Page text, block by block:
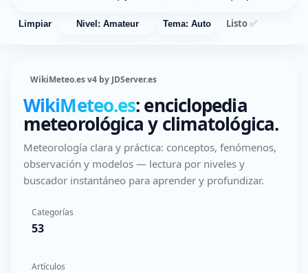
Limpiar Nivel: Amateur Tema: Auto Listo ✅
WikiMeteo.es v4 by JDServer.es
WikiMeteo.es: enciclopedia
meteorológica y climatológica.
Meteorología clara y práctica: conceptos, fenómenos,
observación y modelos — lectura por niveles y
buscador instantáneo para aprender y profundizar.
Categorías
53
Artículos